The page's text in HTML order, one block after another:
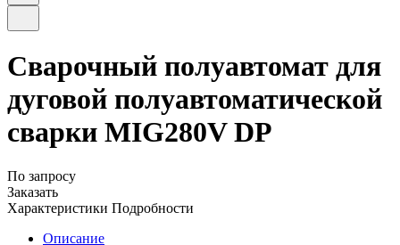
Сварочный полуавтомат для
дуговой полуавтоматической
сварки MIG280V DP
По запросу
Заказать
Характеристики Подробности
Описание